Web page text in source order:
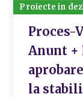
Proiecte in
Proces-
Anunt +
la